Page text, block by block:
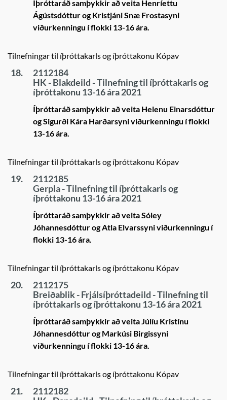
Íþróttaráð samþykkir að veita Henríettu
Ágústsdóttur og Kristjáni Snæ Frostasyni
viðurkenningu í flokki 13-16 ára.
Tilnefningar til íþróttakarls og íþróttakonu Kópav
18.
2112184
HK - Blakdeild - Tilnefning til íþróttakarls og
íþróttakonu 13-16 ára 2021
Íþróttaráð samþykkir að veita Helenu Einarsdóttur
og Sigurði Kára Harðarsyni viðurkenningu í flokki
13-16 ára.
Tilnefningar til íþróttakarls og íþróttakonu Kópav
19.
2112185
Gerpla - Tilnefning til íþróttakarls og
íþróttakonu 13-16 ára 2021
Íþróttaráð samþykkir að veita Sóley
Jóhannesdóttur og Atla Elvarssyni viðurkenningu í
flokki 13-16 ára.
Tilnefningar til íþróttakarls og íþróttakonu Kópav
20.
2112175
Breiðablik - Frjálsíþróttadeild - Tilnefning til
íþróttakarls og íþróttakonu 13-16 ára 2021
Íþróttaráð samþykkir að veita Júlíu Kristínu
Jóhannesdóttur og Markúsi Birgissyni
viðurkenningu í flokki 13-16 ára.
Tilnefningar til íþróttakarls og íþróttakonu Kópav
21.
2112182